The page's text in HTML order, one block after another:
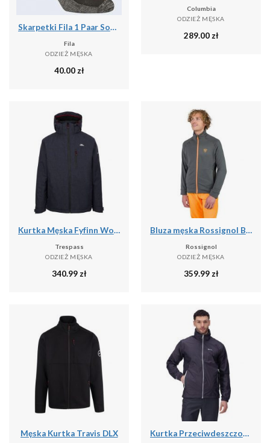
Skarpetki Fila 1 Paar Sock Black 39-42
Fila
ODZIEŻ MĘSKA
40.00 zł
Columbia
ODZIEŻ MĘSKA
289.00zł
Kurtka Męska Fyfinn Wodoodporna
Trespass
ODZIEŻ MĘSKA
340.99 zł
Bluza męska Rossignol Blackside Fleece Fz
Rossignol
ODZIEŻ MĘSKA
359.99 zł
Męska Kurtka Travis DLX Kurtka Przeciwdeszczowa Męska Lyle IV